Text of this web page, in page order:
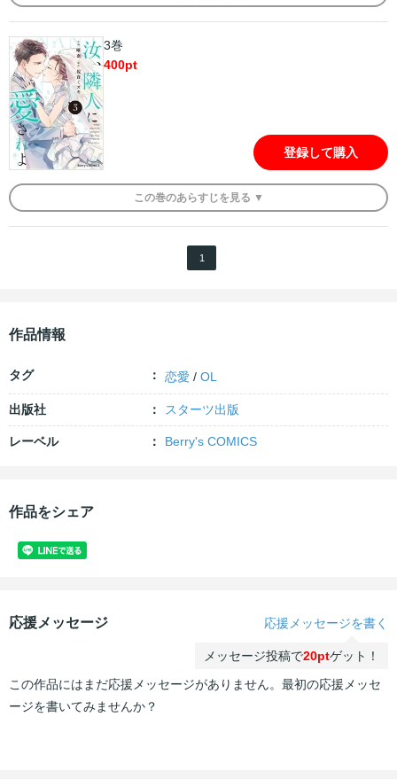
3巻
400pt
登録して購入
この巻のあらすじを 見る ▼
1
作品情報
タグ 恋愛 /OL
出版社 スターツ出版
レーベル Berry's COMICS
作品をシェア
応援メッセージ 応援メッセージを書く
メッセージ投稿で20ptゲット！
この作品にはまだ応援メッセージがありません。最初の応援メッセ
ージを書いてみませんか？